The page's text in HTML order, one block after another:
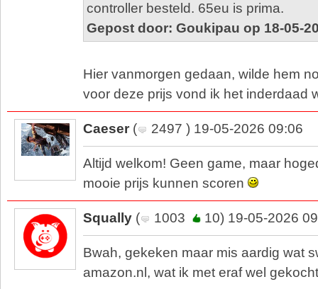
controller besteld. 65eu is prima.
Gepost door: Goukipau op 18-05-
Hier vanmorgen gedaan, wilde hem
voor deze prijs vond ik het inderdaad
Caeser ( 2497 ) 19-05-2026 09:06
Altijd welkom! Geen game, maar
mooie prijs kunnen scoren
Squally ( 1003 10) 19-05-2026
Bwah, gekeken maar mis aardig wat
amazon.nl, wat ik met eraf wel